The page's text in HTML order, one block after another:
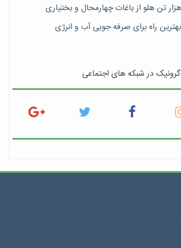
راه برای صرفه جویی آب و انرژی
در شبکه های اجتماعی